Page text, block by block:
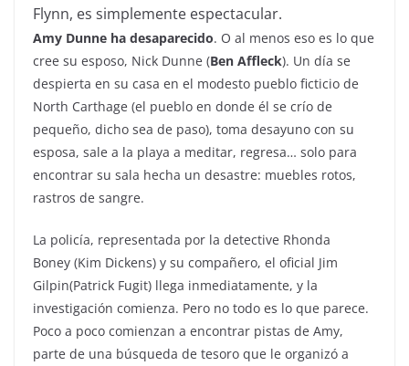
Flynn, es simplemente espectacular.
Amy Dunne ha desaparecido. O al menos eso es lo que
cree su esposo, Nick Dunne (Ben Affleck). Un día se
despierta en su casa en el modesto pueblo ficticio de
North Carthage (el pueblo en donde él se crío de
pequeño, dicho sea de paso), toma desayuno con su
esposa, sale a la playa a meditar, regresa… solo para
encontrar su sala hecha un desastre: muebles rotos,
rastros de sangre.
La policía, representada por la detective Rhonda
Boney (Kim Dickens) y su compañero, el oficial Jim
Gilpin(Patrick Fugit) llega inmediatamente, y la
investigación comienza. Pero no todo es lo que parece.
Poco a poco comienzan a encontrar pistas de Amy,
parte de una búsqueda de tesoro que le organizó a